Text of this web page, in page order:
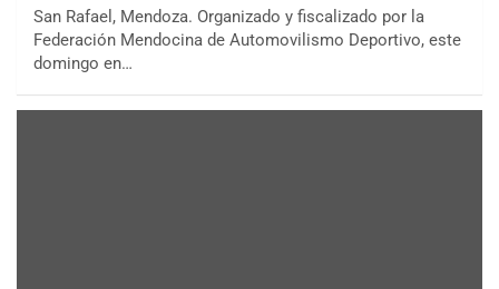
San Rafael, Mendoza. Organizado y fiscalizado por la
Federación Mendocina de Automovilismo Deportivo, este
domingo en…